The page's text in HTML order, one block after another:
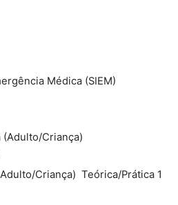
Médica (SIEM)
Criança)
Criança)  Teórica/Prática 1